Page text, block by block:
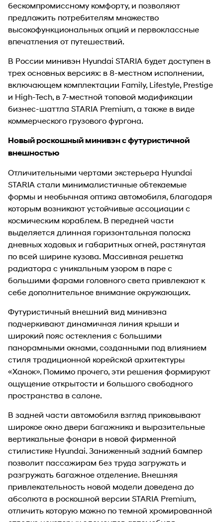
бескомпромиссному комфорту, и позволяют
предложить потребителям множество
высокофункциональных опций и первоклассные
впечатления от путешествий.
В России минивэн Hyundai STARIA будет доступен в
трех основных версиях: в 8-местном исполнении,
включающем комплектации Family, Lifestyle, Prestige
и High-Tech, в 7-местной топовой модификации
бизнес-шаттла STARIA Premium, а также в виде
коммерческого грузового фургона.
Новый роскошный минивэн с футуристичной
внешностью
Отличительными чертами экстерьера Hyundai
STARIA стали минималистичные обтекаемые
формы и необычная оптика автомобиля, благодаря
которым возникают устойчивые ассоциации с
космическим кораблем. В передней части
выделяется длинная горизонтальная полоска
дневных ходовых и габаритных огней, растянутая
по всей ширине кузова. Массивная решетка
радиатора с уникальным узором в паре с
большими фарами головного света привлекают к
себе дополнительное внимание окружающих.
Футуристичный внешний вид минивэна
подчеркивают динамичная линия крыши и
широкий пояс остекления с большими
панорамными окнами, созданными под влиянием
стиля традиционной корейской архитектуры
«Ханок». Помимо прочего, эти решения формируют
ощущение открытости и большого свободного
пространства в салоне.
В задней части автомобиля взгляд приковывают
широкое окно двери багажника и выразительные
вертикальные фонари в новой фирменной
стилистике Hyundai. Заниженный задний бампер
позволит пассажирам без труда загружать и
разгружать багажное отделение. Внешняя
привлекательность новой модели доведена до
абсолюта в роскошной версии STARIA Premium,
отличить которую можно по темной хромированной